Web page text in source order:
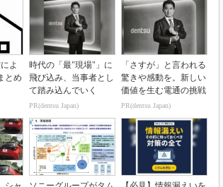
よ
とめ
時代の「最"現場"」に
飛び込み、当事者とし
て踏み込んでいく
PR(dentsu Japan)
「さすが」と言われる
驚きや感動を。新しい
価値を生む電通の挑戦
PR(dentsu Japan)